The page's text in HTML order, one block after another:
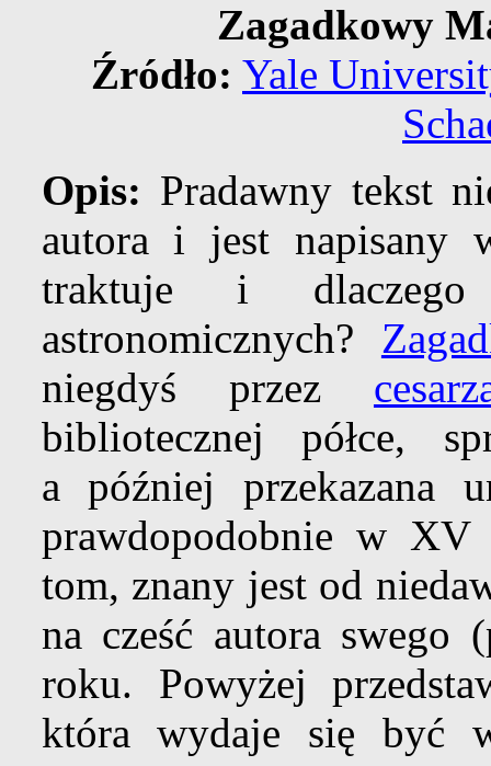
Zagadkowy
Źródło: Yale
Opis: Pradawny tekst
autora i jest napisany
traktuje i
astronomicznych?
niegdyś przez
bibliotecznej półce,
a później przekazana
prawdopodobnie w XV
tom, znany jest od
na cześć autora swego
roku. Powyżej
która wydaje się być